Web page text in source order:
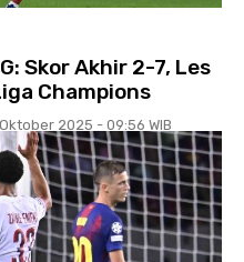
Skor Akhir 2-7, Les
Champions
2025 - 09:56 WIB